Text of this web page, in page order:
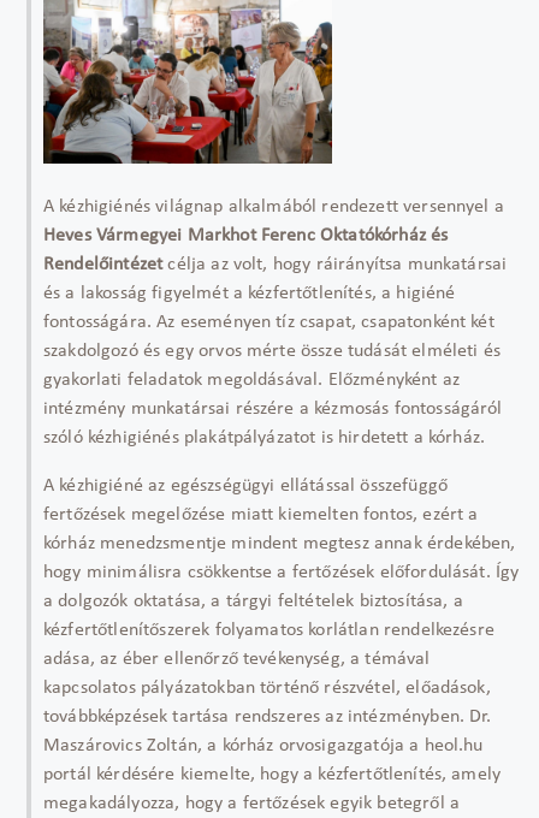
A kézhigiénés világnap alkalmából rendezett versennyel a
Heves Vármegyei Markhot Ferenc Oktatókórház és
Rendelőintézetcélja az volt, hogy ráirányítsa munkatársai
és a lakosság figyelmét a kézfertőtlenítés, a higiéné
fontosságára. Az eseményen tíz csapat, csapatonként két
szakdolgozó és egy orvos mérte össze tudását elméleti és
gyakorlati feladatok megoldásával. Előzményként az
intézmény munkatársai részére a kézmosás fontosságáról
szóló kézhigiénés plakátpályázatot is hirdetett a kórház.
A kézhigiéné az egészségügyi ellátással összefüggő
fertőzések megelőzése miatt kiemelten fontos, ezért a
kórház menedzsmentje mindent megtesz annak érdekében,
hogy minimálisra csökkentse a fertőzések előfordulását. Így
a dolgozók oktatása, a tárgyi feltételek biztosítása, a
kézfertőtlenítőszerek folyamatos korlátlan rendelkezésre
adása, az éber ellenőrző tevékenység, a témával
kapcsolatos pályázatokban történő részvétel, előadások,
továbbképzések tartása rendszeres az intézményben. Dr.
Maszárovics Zoltán, a kórház orvosigazgatója a heol.hu
portál kérdésére kiemelte, hogy a kézfertőtlenítés, amely
megakadályozza, hogy a fertőzések egyik betegről a